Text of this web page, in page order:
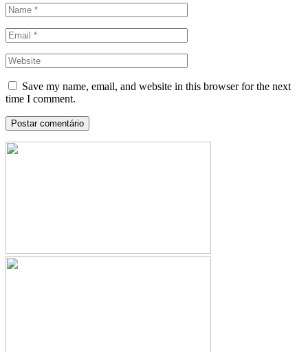
Save my name, email, and website in this browser for the next
time I comment.